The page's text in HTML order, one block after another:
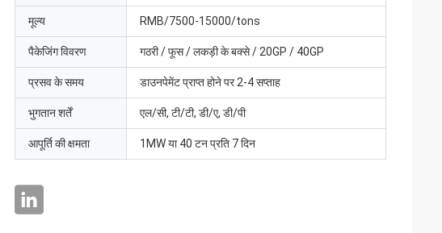
मूल्य RMB/7500-15000/tons
पैकेजिंग विवरण गठरी / फूस / लकड़ी के बक्से / 20GP / 40GP
प्रसव के समय डाउनपेमेंट प्राप्त होने पर 2-4 सप्ताह
भुगतान शर्तें एल/सी, टी/टी, डी/ए, डी/पी
आपूर्ति की क्षमता 1MW या 40 टन प्रति 7 दिन